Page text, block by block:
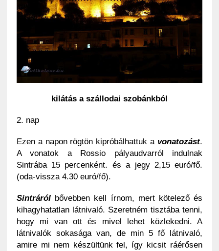
kilátás a szállodai szobánkból
2. nap
Ezen a napon rögtön kipróbálhattuk a vonatozást.
A vonatok a Rossio pályaudvarról indulnak
Sintrába 15 percenként. és a jegy 2,15 euró/fő.
(oda-vissza 4.30 euró/fő).
Sintráról bővebben kell írnom, mert kötelező és
kihagyhatatlan látnivaló. Szeretném tisztába tenni,
hogy mi van ott és mivel lehet közlekedni. A
látnivalók sokasága van, de min 5 fő látnivaló,
amire mi nem készültünk fel, így kicsit ráérősen